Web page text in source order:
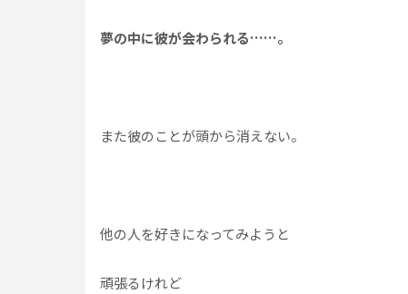
夢の中に彼が会わられる……。
また彼のことが頭から消えない。
他の人を好きになってみようと
頑張るけれど